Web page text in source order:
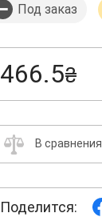
Под заказ
466.5₴
В сравнения
Поделится: